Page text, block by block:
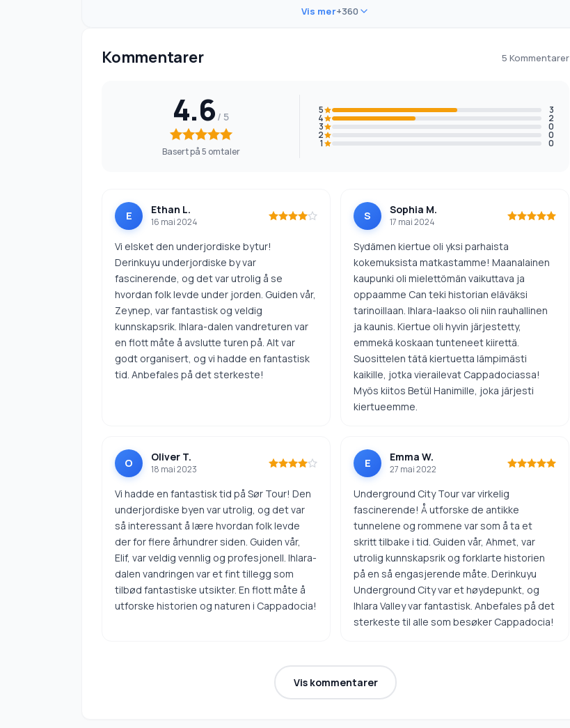
Vis mer+360
Kommentarer 5 Kommentarer
4.6
Basert på 5 omtaler
5 3
4 2
3 0
2 0
1 0
E Ethan L.
16 mai 2024
Vi elsket den underjordiske bytur!
Derinkuyu underjordiske by var
fascinerende, og det var utrolig å se
hvordan folk levde under jorden. Guiden vår,
Zeynep, var fantastisk og veldig
kunnskapsrik. Ihlara-dalen vandreturen var
en flott måte å avslutte turen på. Alt var
godt organisert, og vi hadde en fantastisk
tid. Anbefales på det sterkeste!
S Sophia M.
17 mai 2024
Sydämen kiertue oli yksi parhaista
kokemuksista matkastamme! Maanalainen
kaupunki oli mielettömän vaikuttava ja
oppaamme Can teki historian eläväksi
tarinoillaan. Ihlara-laakso oli niin rauhallinen
ja kaunis. Kiertue oli hyvin järjestetty,
emmekä koskaan tunteneet kiirettä.
Suosittelen tätä kiertuetta lämpimästi
kaikille, jotka vierailevat Cappadociassa!
Myös kiitos Betül Hanimille, joka järjesti
kiertueemme.
O Oliver T.
18 mai 2023
Vi hadde en fantastisk tid på Sør Tour! Den
underjordiske byen var utrolig, og det var
så interessant å lære hvordan folk levde
der for flere århundrer siden. Guiden vår,
Elif, var veldig vennlig og profesjonell. Ihlara-
dalen vandringen var et fint tillegg som
tilbød fantastiske utsikter. En flott måte å
utforske historien og naturen i Cappadocia!
E Emma W.
27 mai 2022
Underground City Tour var virkelig
fascinerende! Å utforske de antikke
tunnelene og rommene var som å ta et
skritt tilbake i tid. Guiden vår, Ahmet, var
utrolig kunnskapsrik og forklarte historien
på en så engasjerende måte. Derinkuyu
Underground City var et høydepunkt, og
Ihlara Valley var fantastisk. Anbefales på det
sterkeste til alle som besøker Cappadocia!
Vis kommentarer